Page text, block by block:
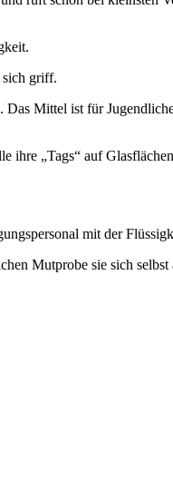
sich griff.
Mittel ist für
„Tags“ auf
mit der
Mutprobe sie sich selbst